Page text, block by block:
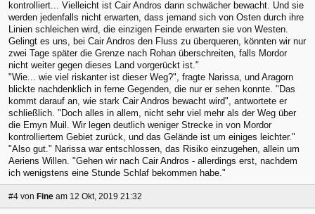
kontrolliert... Vielleicht ist Cair Andros dann schwächer bewacht. Und sie
werden jedenfalls nicht erwarten, dass jemand sich von Osten durch ihre
Linien schleichen wird, die einzigen Feinde erwarten sie von Westen.
Gelingt es uns, bei Cair Andros den Fluss zu überqueren, könnten wir nur
zwei Tage später die Grenze nach Rohan überschreiten, falls Mordor
nicht weiter gegen dieses Land vorgerückt ist."
"Wie... wie viel riskanter ist dieser Weg?", fragte Narissa, und Aragorn
blickte nachdenklich in ferne Gegenden, die nur er sehen konnte. "Das
kommt darauf an, wie stark Cair Andros bewacht wird", antwortete er
schließlich. "Doch alles in allem, nicht sehr viel mehr als der Weg über
die Emyn Muil. Wir legen deutlich weniger Strecke in von Mordor
kontrolliertem Gebiet zurück, und das Gelände ist um einiges leichter."
"Also gut." Narissa war entschlossen, das Risiko einzugehen, allein um
Aeriens Willen. "Gehen wir nach Cair Andros - allerdings erst, nachdem
ich wenigstens eine Stunde Schlaf bekommen habe."
#4 von Fine am 12 Okt, 2019 21:32